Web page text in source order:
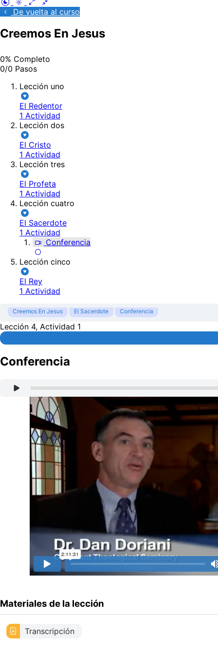
De vuelta al curso
Creemos En Jesus
0% Completo
0/0 Pasos
Lección uno
El Redentor
1 Actividad
Lección dos
El Cristo
1 Actividad
Lección tres
El Profeta
1 Actividad
Lección cuatro
El Sacerdote
1 Actividad
Conferencia
Lección cinco
El Rey
1 Actividad
Creemos En Jesus El Sacerdote Conferencia
Lección 4, Actividad 1
Conferencia
Materiales de la lección
Transcripción